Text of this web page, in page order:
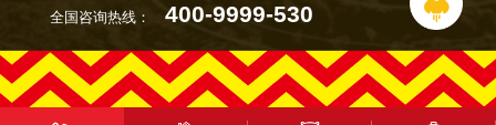
全国咨询热线： 400-9999-530